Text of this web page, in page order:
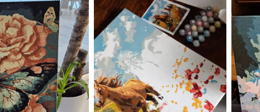
nomierināt
Esmu iepazinies ar
privātuma politiku un
GleznoPats.lvPrivātuma politika